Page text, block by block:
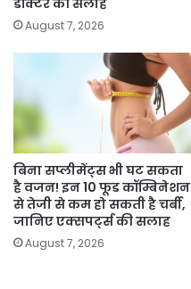
August 7, 2026
बिना सप्लीमेंट्स भी घट सकता
है वजन! इन 10 फूड कॉम्बिनेशन
से तेजी से कम हो सकती है चर्बी,
जानिए एक्सपर्ट्स की सलाह
August 7, 2026